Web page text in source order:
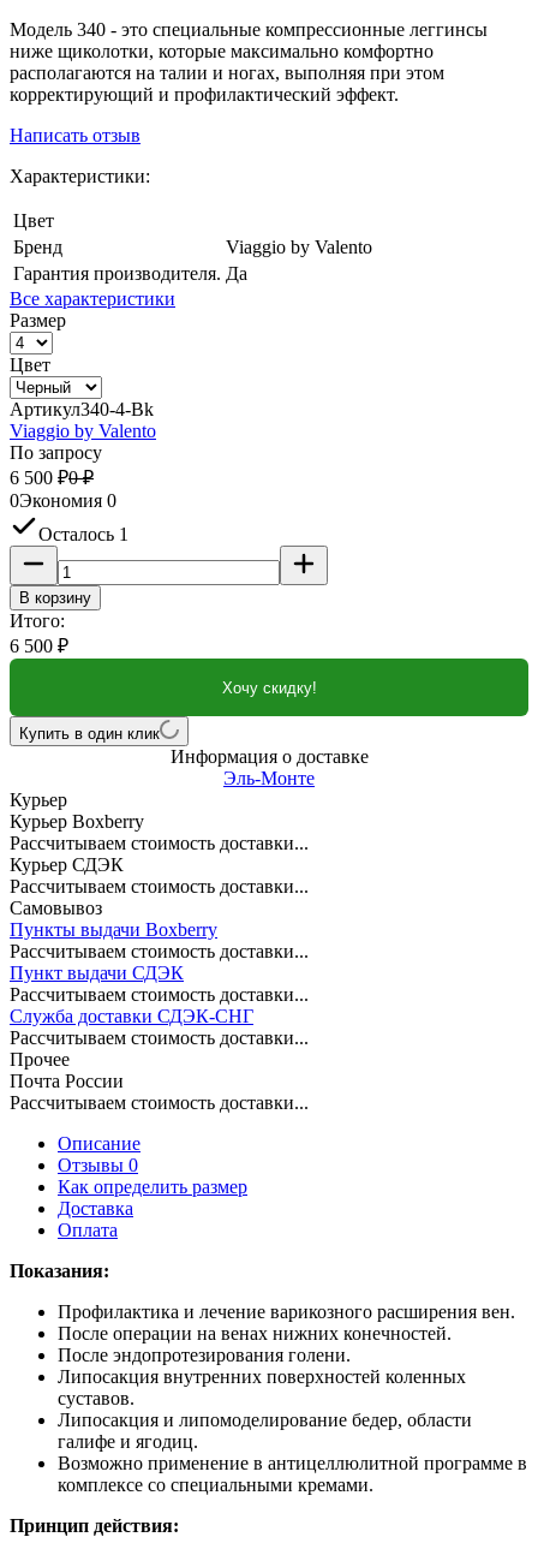
Модель 340 - это специальные компрессионные леггинсы
ниже щиколотки, которые максимально комфортно
располагаются на талии и ногах, выполняя при этом
корректирующий и профилактический эффект.
Написать отзыв
Характеристики:
Цвет
Бренд
Viaggio by Valento
Гарантия производителя. Да
Все характеристики
Размер
Цвет
Артикул340-4-Bk
Viaggio by Valento
По запросу
6 500 ₽0 ₽
0Экономия 0
Осталось 1
В корзину
Итого:
6 500 ₽
Хочу скидку!
Купить в один клик
Информация о доставке
Эль-Монте
Курьер
Курьер Boxberry
Рассчитываем стоимость доставки...
Курьер СДЭК
Рассчитываем стоимость доставки...
Самовывоз
Пункты выдачи Boxberry
Рассчитываем стоимость доставки...
Пункт выдачи СДЭК
Рассчитываем стоимость доставки...
Служба доставки СДЭК-СНГ
Рассчитываем стоимость доставки...
Прочее
Почта России
Рассчитываем стоимость доставки...
Описание
Отзывы 0
Как определить размер
Доставка
Оплата
Показания:
Профилактика и лечение варикозного расширения вен.
После операции на венах нижних конечностей.
После эндопротезирования голени.
Липосакция внутренних поверхностей коленных
суставов.
Липосакция и липомоделирование бедер, области
галифе и ягодиц.
Возможно применение в антицеллюлитной программе в
комплексе со специальными кремами.
Принцип действия: